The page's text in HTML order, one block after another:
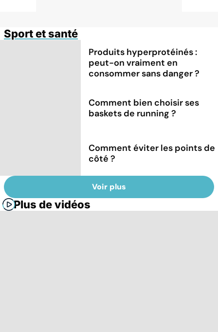
Sport et santé
Produits hyperprotéinés :
peut-on vraiment en
consommer sans danger ?
Comment bien choisir ses
baskets de running ?
Comment éviter les points de
côté ?
Voir plus
Plus de vidéos